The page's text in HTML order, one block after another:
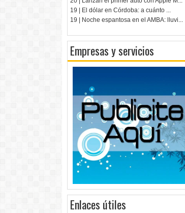
19 | El dólar en Córdoba: a cuánto ...
19 | Noche espantosa en el AMBA: lluvi...
Empresas y servicios
Enlaces útiles